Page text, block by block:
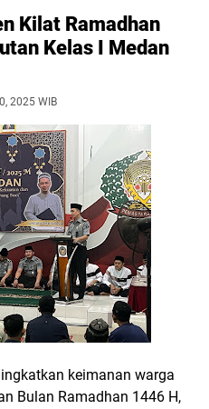
Kilat Ramadhan
Kelas I Medan
2025 WIB
keimanan warga
Bulan Ramadhan 1446 H,